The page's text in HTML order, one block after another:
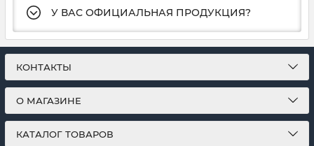
У ВАС ОФИЦИАЛЬНАЯ ПРОДУКЦИЯ?
КОНТАКТЫ
О МАГАЗИНЕ
КАТАЛОГ ТОВАРОВ